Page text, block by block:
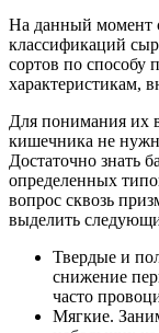
На данный момент
классификаций
сортов по способу
характеристикам,
Для понимания их
кишечника не
Достаточно знать
определенных
вопрос сквозь
выделить
Твердые и
снижение
часто
Мягкие.